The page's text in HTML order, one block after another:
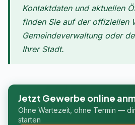
Kontaktdaten und aktuellen
finden Sie auf der offiziellen
Gemeindeverwaltung oder
Ihrer Stadt.
Jetzt Gewerbe online
Ohne Wartezeit, ohne Termin —
starten